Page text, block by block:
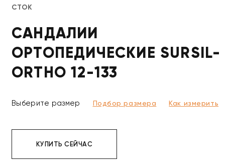
СТОК
САНДАЛИИ
ОРТОПЕДИЧЕСКИЕ SURSIL-
ORTHO 12-133
Выберите размер Подбор размера Как измерить
КУПИТЬ СЕЙЧАС